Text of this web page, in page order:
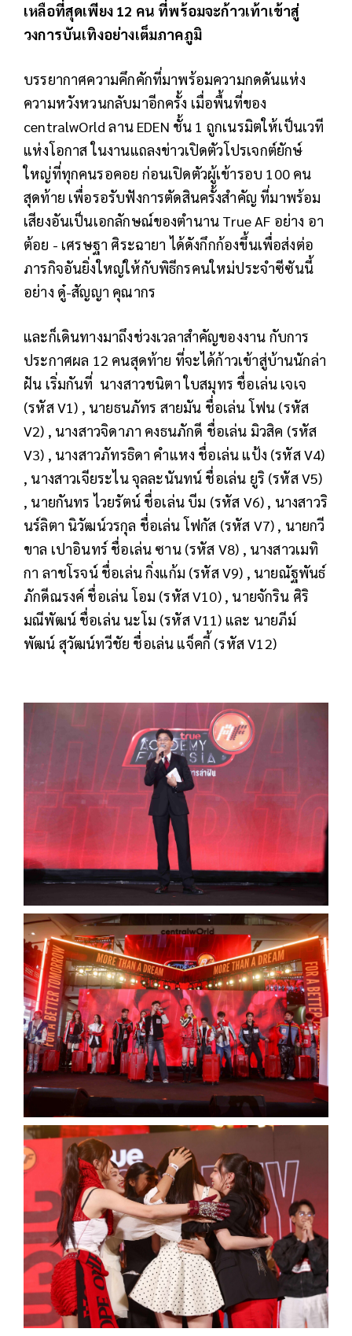
เหลือที่สุดเพียง 12 คน ที่พร้อมจะก้าวเท้าเข้าสู่
วงการบันเทิงอย่างเต็มภาคภูมิ
บรรยากาศความคึกคักที่มาพร้อมความกดดันแห่ง
ความหวังหวนกลับมาอีกครั้ง เมื่อพื้นที่ของ
centralwOrld ลาน EDEN ชั้น 1 ถูกเนรมิตให้เป็นเวที
แห่งโอกาส ในงานแถลงข่าวเปิดตัวโปรเจกต์ยักษ์
ใหญ่ที่ทุกคนรอคอย ก่อนเปิดตัวผู้เข้ารอบ 100 คน
สุดท้าย เพื่อรอรับฟังการตัดสินครั้งสำคัญ ที่มาพร้อม
เสียงอันเป็นเอกลักษณ์ของตำนาน True AF อย่าง อา
ต้อย - เศรษฐา ศิระฉายา ได้ดังกึกก้องขึ้นเพื่อส่งต่อ
ภารกิจอันยิ่งใหญ่ให้กับพิธีกรคนใหม่ประจำซีซันนี้
อย่าง ดู๋-สัญญา คุณากร
และก็เดินทางมาถึงช่วงเวลาสำคัญของงาน กับการ
ประกาศผล 12 คนสุดท้าย ที่จะได้ก้าวเข้าสู่บ้านนักล่า
ฝัน เริ่มกันที่ นางสาวชนิตา ใบสมุทร ชื่อเล่น เจเจ
(รหัส V1) , นายธนภัทร สายมัน ชื่อเล่น โฟน (รหัส
V2) , นางสาวจิดาภา คงธนภักดี ชื่อเล่น มิวสิค (รหัส
V3) , นางสาวภัทรธิดา คำแหง ชื่อเล่น แป้ง (รหัส V4)
, นางสาวเจียระไน จุลละนันทน์ ชื่อเล่น ยูริ (รหัส V5)
, นายกันทร ไวยรัตน์ ชื่อเล่น บีม (รหัส V6) , นางสาวริ
นร์ลิตา นิวัฒน์วรกุล ชื่อเล่น โฟกัส (รหัส V7) , นายกวี
ขาล เปาอินทร์ ชื่อเล่น ซาน (รหัส V8) , นางสาวเมทิ
กา ลาชโรจน์ ชื่อเล่น กิ่งแก้ม (รหัส V9) , นายณัฐพันธ์
ภักดีณรงค์ ชื่อเล่น โอม (รหัส V10) , นายจักริน ศิริ
มณีพัฒน์ ชื่อเล่น นะโม (รหัส V11) และ นายภีม์
พัฒน์ สุวัฒน์ทวีชัย ชื่อเล่น แจ็คกี้ (รหัส V12)